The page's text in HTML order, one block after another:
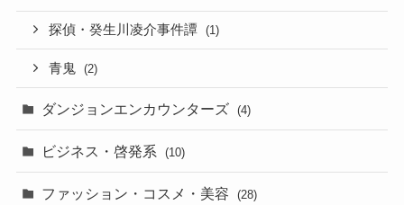
探偵・癸生川凌介事件譚 (1)
青鬼 (2)
ダンジョンエンカウンターズ (4)
ビジネス・啓発系 (10)
ファッション・コスメ・美容 (28)